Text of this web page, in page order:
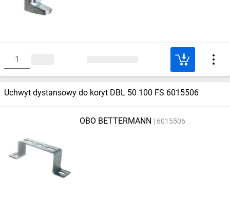
Uchwyt dystansowy do koryt DBL 50 100 FS 6015506
OBO BETTERMANN 6015506